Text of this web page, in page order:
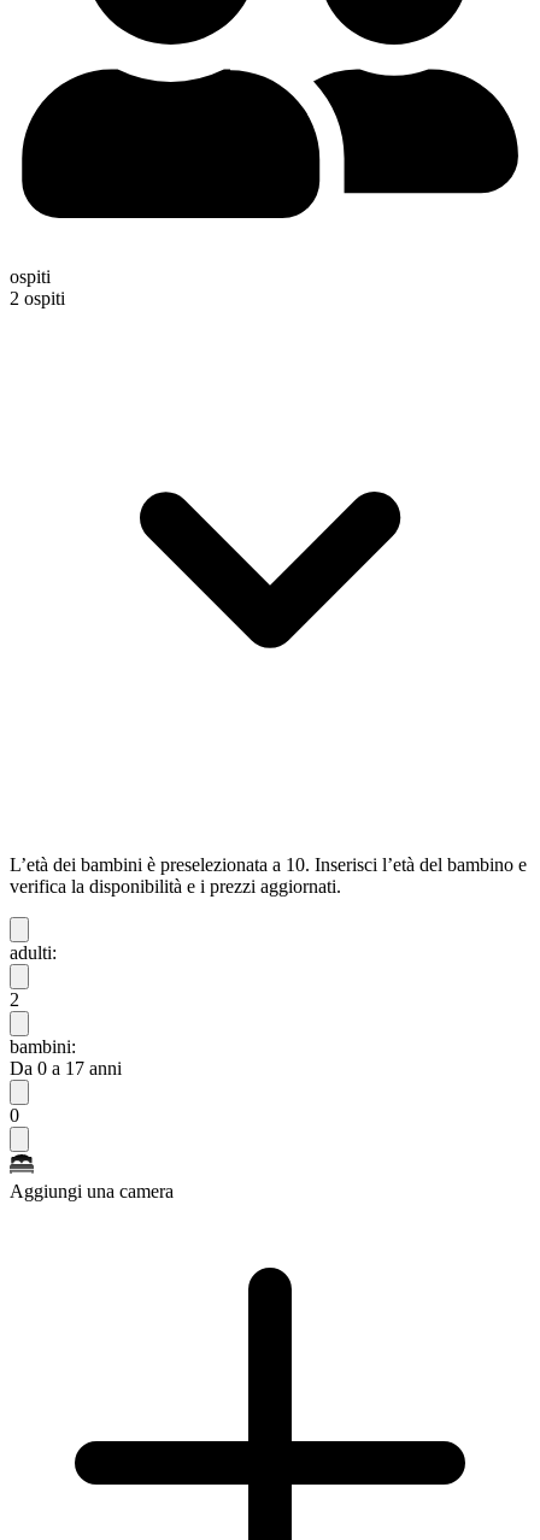
ospiti
2 ospiti
L’età dei bambini è preselezionata a 10. Inserisci l’età del bambino e
verifica la disponibilità e i prezzi aggiornati.
adulti:
2
bambini:
Da 0 a 17 anni
0
Aggiungi una camera